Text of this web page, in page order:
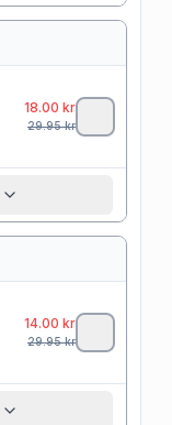
18.00 kr
29.95kr
14.00 kr
29.95kr